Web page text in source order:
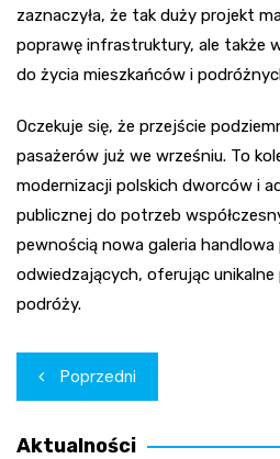
zaznaczyła, że tak duży projekt
poprawę infrastruktury, ale także
do życia mieszkańców i
Oczekuje się, że przejście
pasażerów już we wrześniu. To
modernizacji polskich dworców i
publicznej do potrzeb
pewnością nowa galeria handlowa
odwiedzających, oferując unikalne
podróży.
Nawigacja
wpisu
Poprzedni
Aktualności